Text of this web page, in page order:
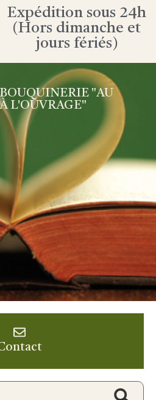
Expédition sous 24h
(Hors dimanche et
jours fériés)
"AU
L'OUVRAGE"